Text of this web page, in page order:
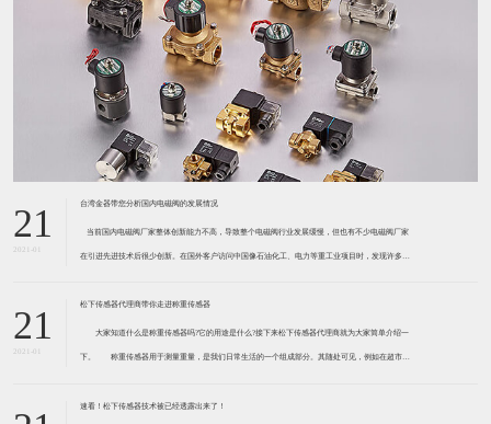
21
2021-01
台湾金器带您分析国内电磁阀的发展情况
​ 当前国内电磁阀厂家整体创新能力不高，导致整个电磁阀行业发展缓慢，但也有不少电磁阀厂家
在引进先进技术后很少创新。在国外客户访问中国像石油化工、电力等重工业项目时，发现许多项
21
2021-01
松下传感器代理商带你走进称重传感器
大家知道什么是称重传感器吗?它的用途是什么?接下来松下传感器代理商就为大家简单介绍一
下。 称重传感器用于测量重量，是我们日常生活的一个组成部分。其随处可见，例如在超市柜
带有应变片的弹性体组成。弹性体通常由钢
速看！松下传感器技术被已经透露出来了！